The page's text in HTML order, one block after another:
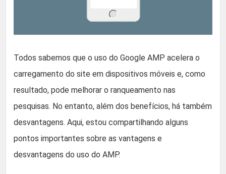
Todos sabemos que o uso do Google AMP acelera o
carregamento do site em dispositivos móveis e, como
resultado, pode melhorar o ranqueamento nas
pesquisas. No entanto, além dos benefícios, há também
desvantagens. Aqui, estou compartilhando alguns
pontos importantes sobre as vantagens e
desvantagens do uso do AMP.